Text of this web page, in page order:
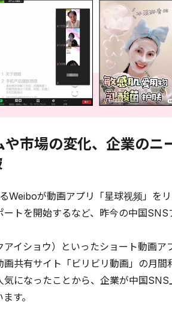
市場の変化、企業のニ
が動画アプリ「星球视频」を
トを開始するなど、昨今の中国
イショウ）といったショート動画ア
共有サイト「ビリビリ動画」の月
になったことから、企業が中国
す。